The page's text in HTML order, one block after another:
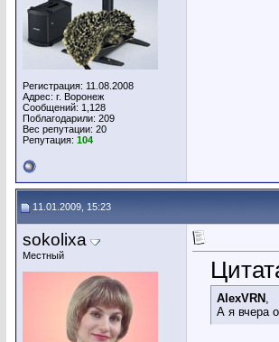
Регистрация: 11.08.2008
Адрес: г. Воронеж
Сообщений: 1,128
Поблагодарили: 209
Вес репутации: 20
Репутация: 104
11.01.2009, 15:23
sokolixa
Местный
AlexVRN ,
А я вчера